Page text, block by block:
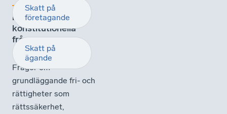
Äganderätt,
rättssäkerhet och
konstitutionella
frågor
Frågor om
grundläggande fri- och
rättigheter som
rättssäkerhet,
Skatt på
företagande
Skatt på
ägande